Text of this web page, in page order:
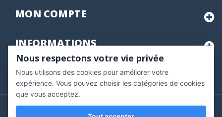
MON COMPTE
INFORMATIONS
Marchand approuvé par la Société des Avis Garantis,
pour vérifier .
Copyright © 2020 Vernazobres Grego - tous droits
Nous respectons votre vie privée
Nous utilisons des cookies pour améliorer votre
expérience. Vous pouvez choisir les catégories de cookies
que vous acceptez.